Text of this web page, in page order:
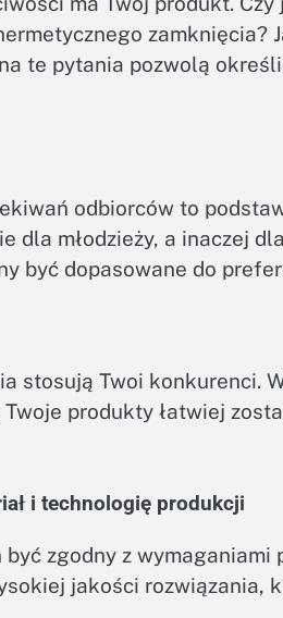
te pytania pozwolą
odbiorców to
dla młodzieży, a inaczej
być dopasowane do
stosują Twoi konkurenci.
produkty łatwiej
i technologię produkcji
zgodny z
jakości rozwiązania,